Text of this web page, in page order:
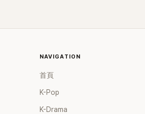
NAVIGATION
首頁
K-Pop
K-Drama